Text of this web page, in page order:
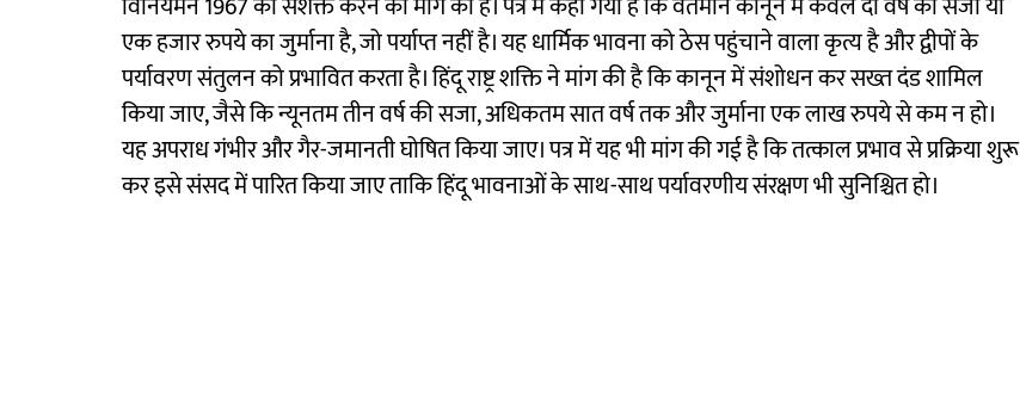
एक हजार रुपये का जुर्माना है, जो पर्याप्त नहीं है। यह धार्मिक भावना को ठेस पहुंचाने वाला कृत्य है और द्वीपों के
पर्यावरण संतुलन को प्रभावित करता है। हिंदू राष्ट्र शक्ति ने मांग की है कि कानून में संशोधन कर सख्त दंड शामिल
किया जाए, जैसे कि न्यूनतम तीन वर्ष की सजा, अधिकतम सात वर्ष तक और जुर्माना एक लाख रुपये से कम न हो।
यह अपराध गंभीर और गैर-जमानती घोषित किया जाए। पत्र में यह भी मांग की गई है कि तत्काल प्रभाव से प्रक्रिया शुरू
कर इसे संसद में पारित किया जाए ताकि हिंदू भावनाओं के साथ-साथ पर्यावरणीय संरक्षण भी सुनिश्चित हो।